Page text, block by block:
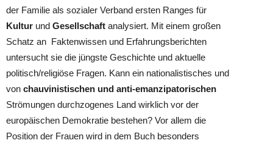
der Familie als sozialer Verband ersten Ranges für
Kultur und Gesellschaft analysiert. Mit einem großen
Schatz an Faktenwissen und Erfahrungsberichten
untersucht sie die jüngste Geschichte und aktuelle
politisch/religiöse Fragen. Kann ein nationalistisches und
von chauvinistischen und anti-emanzipatorischen
Strömungen durchzogenes Land wirklich vor der
europäischen Demokratie bestehen? Vor allem die
Position der Frauen wird in dem Buch besonders